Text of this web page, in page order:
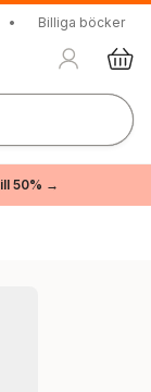
• Billiga böcker
50% →